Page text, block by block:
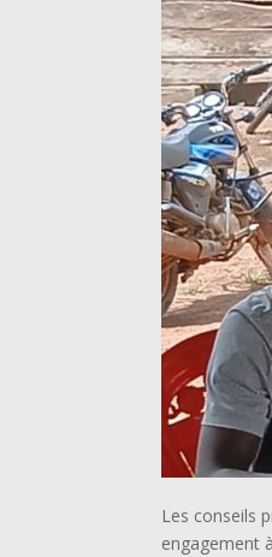
Les conseils
engagement